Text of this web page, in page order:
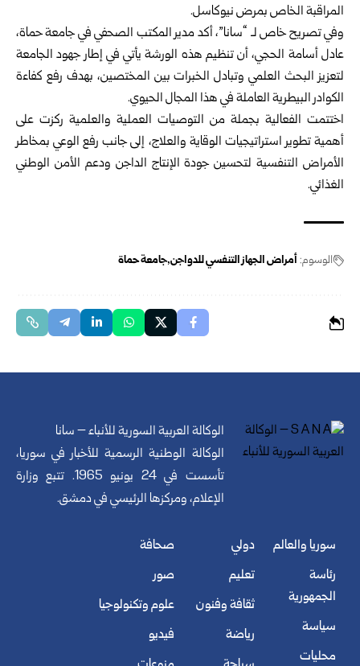
المراقبة الخاص بمرض نيوكاسل.
وفي تصريح خاص لـ “سانا”، أكد مدير المكتب الصحفي في جامعة حماة،
عادل أسامة الحجي، أن تنظيم هذه الورشة يأتي في إطار جهود الجامعة
لتعزيز البحث العلمي وتبادل الخبرات بين المختصين، بهدف رفع كفاءة
الكوادر البيطرية العاملة في هذا المجال الحيوي.
اختتمت الفعالية بجملة من التوصيات العملية والعلمية ركزت على
أهمية تطوير استراتيجيات الوقاية والعلاج، إلى جانب رفع الوعي بمخاطر
الأمراض التنفسية لتحسين جودة الإنتاج الداجن ودعم الأمن الوطني
الغذائي.
الوسوم: أمراض الجهاز التنفسي للدواجن جامعة حماة
الوكالة العربية السورية للأنباء – سانا
الوكالة الوطنية الرسمية للأخبار في سوريا،
تأسست في 24 يونيو 1965. تتبع وزارة
الإعلام، ومركزها الرئيسي في دمشق.
سوريا والعالم
رئاسة
الجمهورية
سياسة
محليات
دولي
تعليم
ثقافة وفنون
رياضة
صحافة
صور
علوم وتكنولوجيا
فيديو